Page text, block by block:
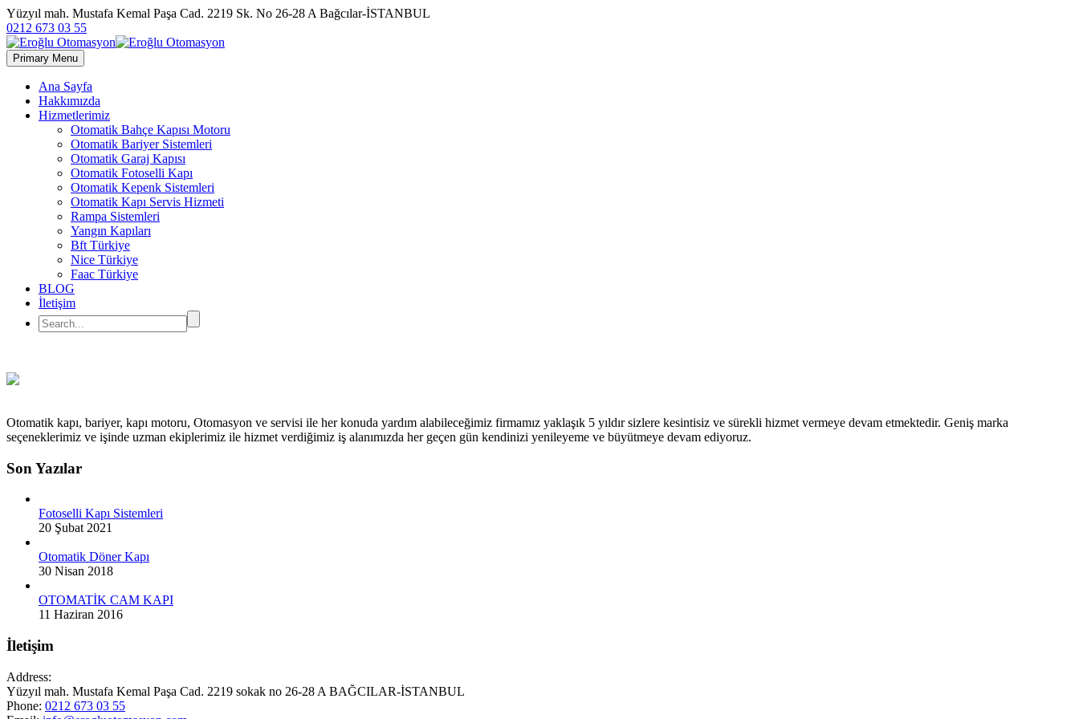
Yüzyıl mah. Mustafa Kemal Paşa Cad. 2219 Sk. No 26-28 A Bağcılar-İSTANBUL
0212 673 03 55
Primary Menu
Ana Sayfa
Hakkımızda
Hizmetlerimiz
Otomatik Bahçe Kapısı Motoru
Otomatik Bariyer Sistemleri
Otomatik Garaj Kapısı
Otomatik Fotoselli Kapı
Otomatik Kepenk Sistemleri
Otomatik Kapı Servis Hizmeti
Rampa Sistemleri
Yangın Kapıları
Bft Türkiye
Nice Türkiye
Faac Türkiye
BLOG
İletişim
Otomatik kapı, bariyer, kapı motoru, Otomasyon ve servisi ile her konuda yardım alabileceğimiz firmamız yaklaşık 5 yıldır sizlere kesintisiz ve sürekli hizmet vermeye devam etmektedir. Geniş marka
seçeneklerimiz ve işinde uzman ekiplerimiz ile hizmet verdiğimiz iş alanımızda her geçen gün kendinizi yenileyeme ve büyütmeye devam ediyoruz.
Son Yazılar
Fotoselli Kapı Sistemleri
20 Şubat 2021
Otomatik Döner Kapı
30 Nisan 2018
OTOMATİK CAM KAPI
11 Haziran 2016
İletişim
Address:
Yüzyıl mah. Mustafa Kemal Paşa Cad. 2219 sokak no 26-28 A BAĞCILAR-İSTANBUL
Phone: 0212 673 03 55